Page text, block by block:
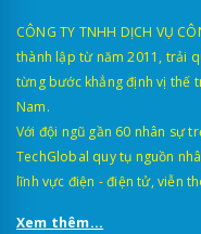
CÔNG TY TNHH DỊCH VỤ
thành lập từ năm 2011, trải
từng bước khẳng định vị thế
Nam.
Với đội ngũ gần 60 nhân sự
TechGlobal quy tụ nguồn
lĩnh vực điện - điện tử, viễn
Xem thêm...